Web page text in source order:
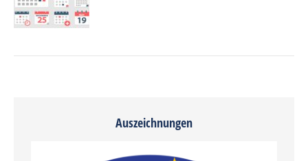
Auszeichnungen